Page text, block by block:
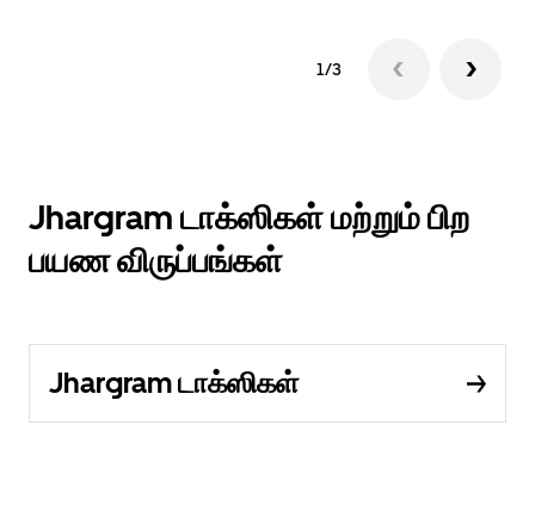
1/3
Jhargram டாக்ஸிகள் மற்றும் பிற
பயண விருப்பங்கள்
Jhargram டாக்ஸிகள்